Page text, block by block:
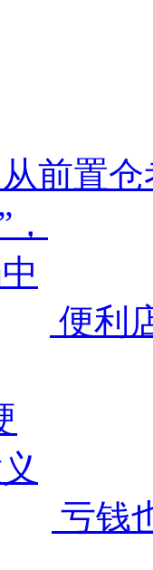
从前置
便利
亏钱